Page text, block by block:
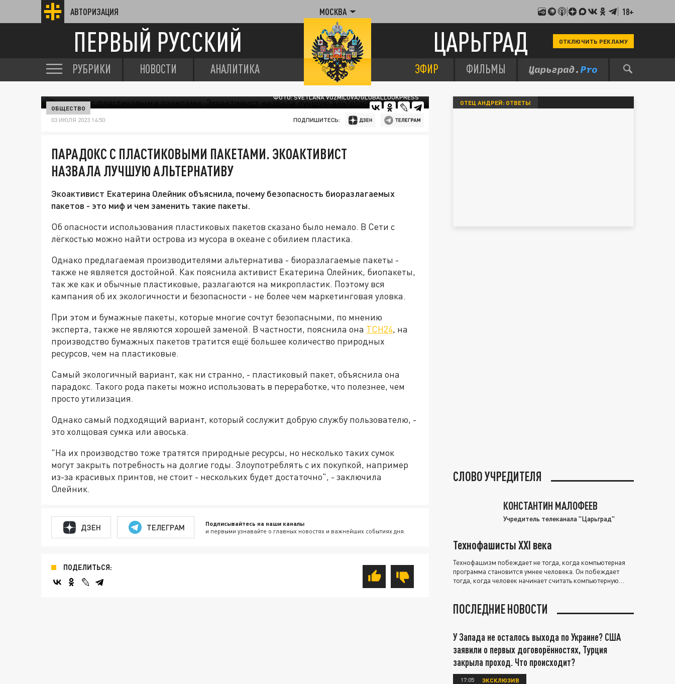
АВТОРИЗАЦИЯ МОСКВА 18+
ПЕРВЫЙ РУССКИЙ ЦАРЬГРАД ОТКЛЮЧИТЬ РЕКЛАМУ
РУБРИКИ НОВОСТИ АНАЛИТИКА ЭФИР ФИЛЬМЫ
ФОТО: SVETLANA VOZMILOVA/GLOBALLOOKPRESS
ОБЩЕСТВО
03 ИЮЛЯ 2023 14:50 ПОДПИШИТЕСЬ:
ПАРАДОКС С ПЛАСТИКОВЫМИ ПАКЕТАМИ. ЭКОАКТИВИСТ
НАЗВАЛА ЛУЧШУЮ АЛЬТЕРНАТИВУ
Экоактивист Екатерина Олейник объяснила, почему безопасность биоразлагаемых
пакетов - это миф и чем заменить такие пакеты.
Об опасности использования пластиковых пакетов сказано было немало. В Сети с
лёгкостью можно найти острова из мусора в океане с обилием пластика.
Однако предлагаемая производителями альтернатива - биоразлагаемые пакеты -
также не является достойной. Как пояснила активист Екатерина Олейник, биопакеты,
так же как и обычные пластиковые, разлагаются на микропластик. Поэтому вся
кампания об их экологичности и безопасности - не более чем маркетинговая уловка.
При этом и бумажные пакеты, которые многие сочтут безопасными, по мнению
эксперта, также не являются хорошей заменой. В частности, пояснила она ТСН24, на
производство бумажных пакетов тратится ещё большее количество природных
ресурсов, чем на пластиковые.
Самый экологичный вариант, как ни странно, - пластиковый пакет, объяснила она
парадокс. Такого рода пакеты можно использовать в переработке, что полезнее, чем
просто утилизация.
Однако самый подходящий вариант, который сослужит добрую службу пользователю, -
это холщовая сумка или авоська.
"На их производство тоже тратятся природные ресурсы, но несколько таких сумок
могут закрыть потребность на долгие годы. Злоупотреблять с их покупкой, например
из-за красивых принтов, не стоит - нескольких будет достаточно", - заключила
Олейник.
ДЗЕН ТЕЛЕГРАМ Подписывайтесь на наши каналы
и первыми узнавайте о главных новостях и важнейших событиях дня.
ПОДЕЛИТЬСЯ:
ОТЕЦ АНДРЕЙ: ОТВЕТЫ
СЛОВО УЧРЕДИТЕЛЯ
КОНСТАНТИН МАЛОФЕЕВ
Учредитель телеканала "Царьград"
Технофашисты XXI века
Технофашизм побеждает не тогда, когда компьютерная
программа становится умнее человека. Он побеждает
тогда, когда человек начинает считать компьютерную
ПОСЛЕДНИЕ НОВОСТИ
У Запада не осталось выхода по Украине? США
заявили о первых договорённостях, Турция
закрыла проход. Что происходит?
17:05 ЭКСКЛЮЗИВ